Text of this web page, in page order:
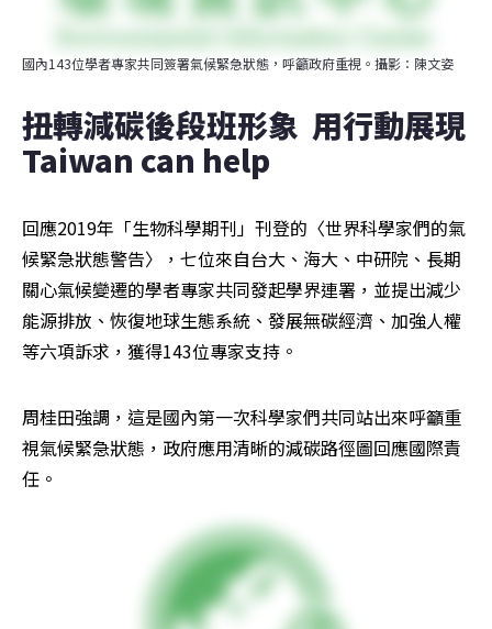
國內143位學者專家共同簽署氣候緊急狀態，呼籲政府重視。攝影：陳文姿
扭轉減碳後段班形象  用行動展現
Taiwan can help
回應2019年「生物科學期刊」刊登的〈世界科學家們的氣
候緊急狀態警告〉，七位來自台大、海大、中研院、長期
關心氣候變遷的學者專家共同發起學界連署，並提出減少
能源排放、恢復地球生態系統、發展無碳經濟、加強人權
等六項訴求，獲得143位專家支持。
周桂田強調，這是國內第一次科學家們共同站出來呼籲重
視氣候緊急狀態，政府應用清晰的減碳路徑圖回應國際責
任。